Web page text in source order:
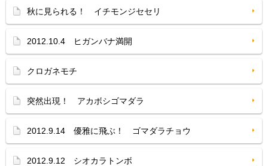
秋に見られる！ イチモンジセセリ
2012.10.4 ヒガンバナ満開
クロガネモチ
突然出現！ アカボシゴマダラ
2012.9.14 優雅に飛ぶ！ ゴマダラチョウ
2012.9.12 シオカラトンボ